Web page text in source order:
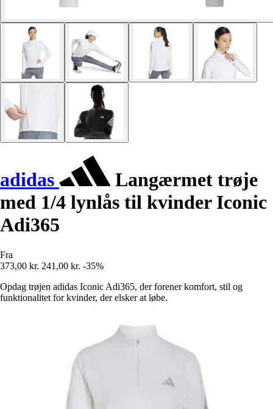
adidas
Langærmet trøje
med 1/4 lynlås til kvinder Iconic
Adi365
Fra
373,00 kr. 241,00 kr. -35%
Opdag trøjen adidas Iconic Adi365, der forener komfort, stil og
funktionalitet for kvinder, der elsker at løbe.